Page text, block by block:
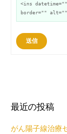
<ins
border=""
送信
最近の投稿
がん陽子線治療